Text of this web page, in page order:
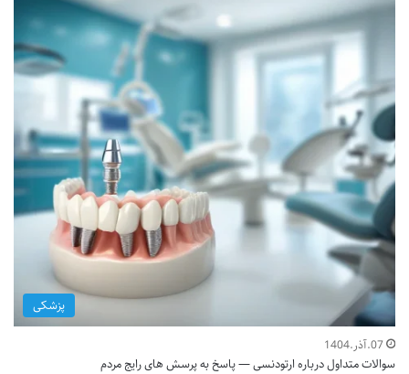
پزشکی
07.آذر.1404
سوالات متداول درباره ارتودنسی — پاسخ به پرسش های رایج مردم